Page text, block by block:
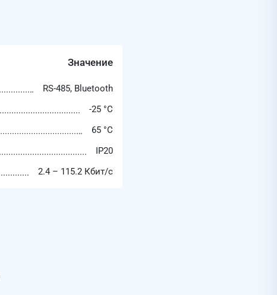
Значение
RS-485, Bluetooth
-25 °C
65 °C
IP20
2.4 – 115.2 Кбит/с